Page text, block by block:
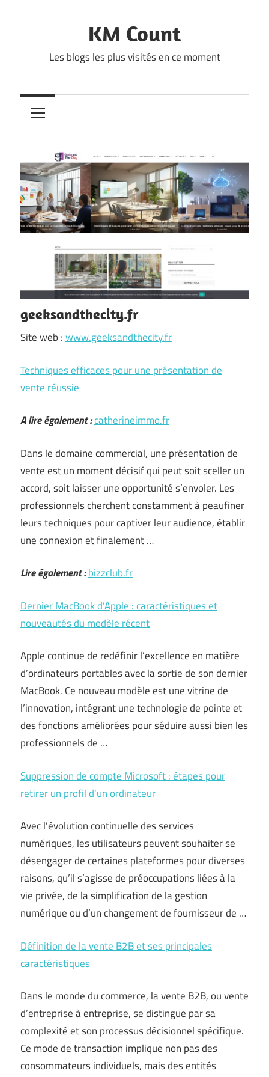
KM Count
Les blogs les plus visités en ce moment
geeksandthecity.fr
Site web :www.geeksandthecity.fr
Techniques efficaces pour une présentation de
vente réussie
A lire également :catherineimmo.fr
Dans le domaine commercial, une présentation de
vente est un moment décisif qui peut soit sceller un
accord, soit laisser une opportunité s’envoler. Les
professionnels cherchent constamment à peaufiner
leurs techniques pour captiver leur audience, établir
une connexion et finalement …
Lire également :bizzclub.fr
Dernier MacBook d’Apple : caractéristiques et
nouveautés du modèle récent
Apple continue de redéfinir l’excellence en matière
d’ordinateurs portables avec la sortie de son dernier
MacBook. Ce nouveau modèle est une vitrine de
l’innovation, intégrant une technologie de pointe et
des fonctions améliorées pour séduire aussi bien les
professionnels de …
Suppression de compte Microsoft : étapes pour
retirer un profil d’un ordinateur
Avec l’évolution continuelle des services
numériques, les utilisateurs peuvent souhaiter se
désengager de certaines plateformes pour diverses
raisons, qu’il s’agisse de préoccupations liées à la
vie privée, de la simplification de la gestion
numérique ou d’un changement de fournisseur de …
Définition de la vente B2B et ses principales
caractéristiques
Dans le monde du commerce, la vente B2B, ou vente
d’entreprise à entreprise, se distingue par sa
complexité et son processus décisionnel spécifique.
Ce mode de transaction implique non pas des
consommateurs individuels, mais des entités